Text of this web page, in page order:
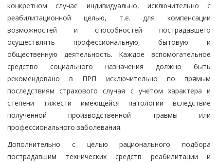
конкретном случае индивидуально, исключительно с
реабилитационной целью, т.е. для компенсации
возможностей и способностей пострадавшего
осуществлять профессиональную, бытовую и
общественную деятельность. Каждое вспомогательное
средство социального назначения должно быть
рекомендовано в ПРП исключительно по прямым
последствиям страхового случая с учетом характера и
степени тяжести имеющейся патологии вследствие
полученной производственной травмы или
профессионального заболевания.
Дополнительно с целью рационального подбора
пострадавшим технических средств реабилитации и